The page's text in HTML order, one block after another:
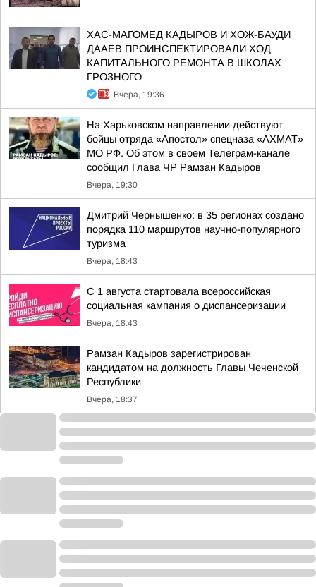
ХАС-МАГОМЕД КАДЫРОВ И ХОЖ-БАУДИ
ДААЕВ ПРОИНСПЕКТИРОВАЛИ ХОД
КАПИТАЛЬНОГО РЕМОНТА В ШКОЛАХ
ГРОЗНОГО
Вчера, 19:36
На Харьковском направлении действуют
бойцы отряда «Апостол» спецназа «АХМАТ»
МО РФ. Об этом в своем Телеграм-канале
сообщил Глава ЧР Рамзан Кадыров
Вчера, 19:30
Дмитрий Чернышенко: в 35 регионах создано
порядка 110 маршрутов научно-популярного
туризма
Вчера, 18:43
С 1 августа стартовала всероссийская
социальная кампания о диспансеризации
Вчера, 18:43
Рамзан Кадыров зарегистрирован
кандидатом на должность Главы Чеченской
Республики
Вчера, 18:37